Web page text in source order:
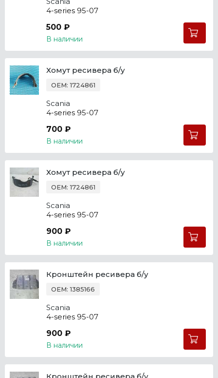
4-series 95-07
500 ₽
В наличии
Хомут ресивера б/у
OEM: 1724861
Scania
4-series 95-07
700 ₽
В наличии
Хомут ресивера б/у
OEM: 1724861
Scania
4-series 95-07
900 ₽
В наличии
Кронштейн ресивера б/у
OEM: 1385166
Scania
4-series 95-07
900 ₽
В наличии